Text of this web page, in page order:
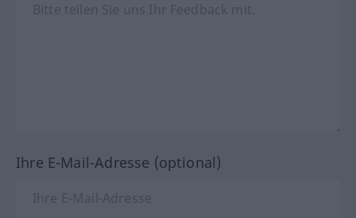
Ihre E-Mail-Adresse (optional)